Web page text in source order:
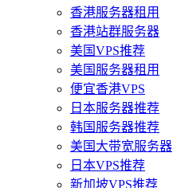
香港服务器租用
香港站群服务器
美国VPS推荐
美国服务器租用
便宜香港VPS
日本服务器推荐
韩国服务器推荐
美国大带宽服务器
日本VPS推荐
新加坡VPS推荐